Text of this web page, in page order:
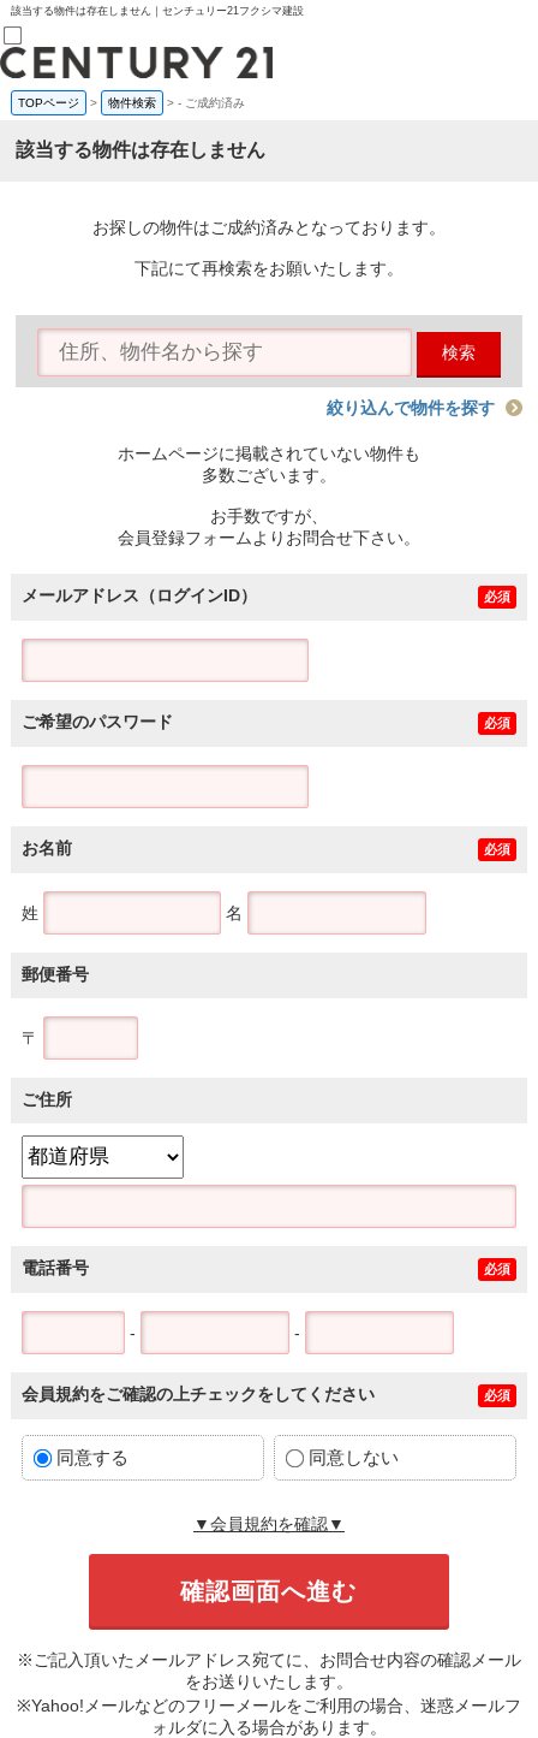
該当する物件は存在しません｜センチュリー21フクシマ建設
売買部
0120-800-844
賃貸部
会員メニュー
物件を探す
購入TOP
条件から探す
住宅ローン控除シミュレータ
TOPページ > 物件検索 >- ご成約済み
該当する物件は存在しません
お探しの物件はご成約済みとなっております。
下記にて再検索をお願いたします。
検索
絞り込んで物件を探す
ホームページに掲載されていない物件も
多数ございます。
お手数ですが、
会員登録フォームよりお問合せ下さい。
メールアドレス（ログインID） 必須
ご希望のパスワード 必須
お名前 必須
姓 名
郵便番号
〒
ご住所
電話番号 必須
- -
会員規約をご確認の上チェックをしてください 必須
同意する 同意しない
▼会員規約を確認▼
※ご記入頂いたメールアドレス宛てに、お問合せ内容の確認メール
をお送りいたします。
※Yahoo!メールなどのフリーメールをご利用の場合、迷惑メールフ
ォルダに入る場合があります。